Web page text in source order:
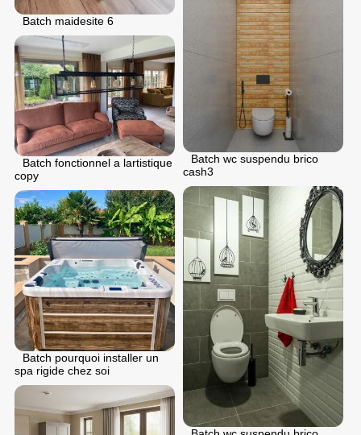
Batch maidesite 6
Batch wc suspendu brico
cash3
Batch fonctionnel a lartistique
copy
Batch pourquoi installer un
spa rigide chez soi